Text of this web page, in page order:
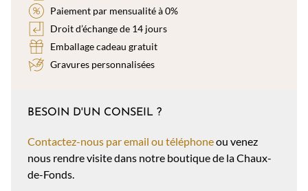
Paiement par mensualité à 0%
Droit d’échange de 14 jours
Emballage cadeau gratuit
Gravures personnalisées
BESOIN D'UN CONSEIL ?
Contactez-nous par email ou téléphoneou venez
nous rendre visite dans notre boutique de la Chaux-
de-Fonds.